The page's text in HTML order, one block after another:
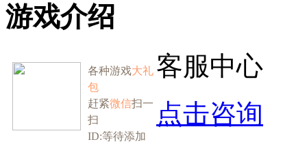
游戏介绍
各种游戏大礼
包
赶紧微信扫一
扫
ID:等待添加
客服中心
点击咨询